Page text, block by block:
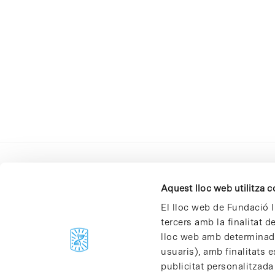
Aquest lloc web utilitza
El lloc web de Fundació
tercers amb la finalitat
lloc web amb
usuaris), amb finalitats
publicitat
C/Baldiri Reixac, 4-12 i 15